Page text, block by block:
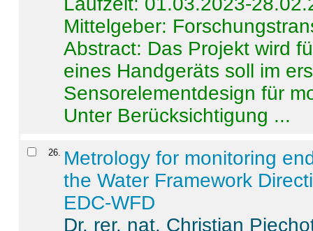
Mittelgeber:
Abstract: Das Projekt wird
eines Handgeräts soll im
Sensorelementdesign für
Unter Berücksichtigung ...
26. Metrology for monitoring
the Water Framework
EDC-WFD
Dr. rer. nat. Christian